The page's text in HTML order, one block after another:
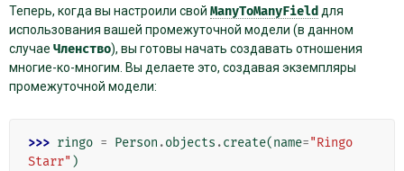
Теперь, когда вы настроили свой ManyToManyField для
использования вашей промежуточной модели (в данном
случае Членство), вы готовы начать создавать отношения
многие-ко-многим. Вы делаете это, создавая экземпляры
промежуточной модели:
>>> ringo = Person .objects .create(name="Ringo
Starr" )